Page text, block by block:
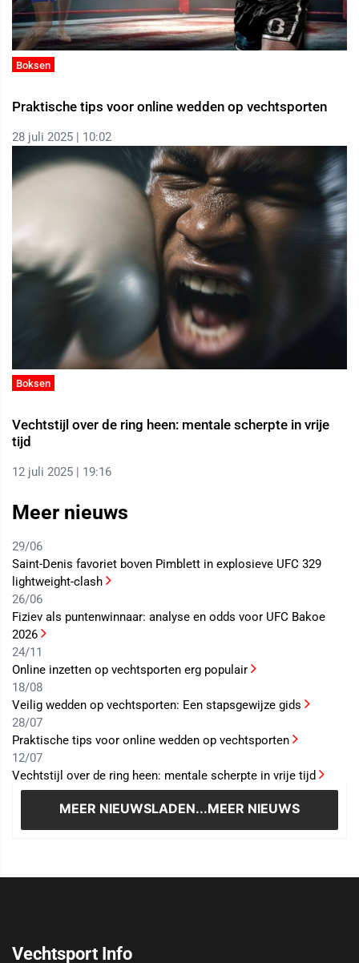
Boksen
Praktische tips voor online wedden op vechtsporten
28 juli 2025 | 10:02
Boksen
Vechtstijl over de ring heen: mentale scherpte in vrije
tijd
12 juli 2025 | 19:16
Meer nieuws
29/06
Saint-Denis favoriet boven Pimblett in explosieve UFC 329
lightweight-clash
26/06
Fiziev als puntenwinnaar: analyse en odds voor UFC Bakoe
2026
24/11
Online inzetten op vechtsporten erg populair
18/08
Veilig wedden op vechtsporten: Een stapsgewijze gids
28/07
Praktische tips voor online wedden op vechtsporten
12/07
Vechtstijl over de ring heen: mentale scherpte in vrije tijd
MEER NIEUWSLADEN...MEER NIEUWS
Vechtsport Info